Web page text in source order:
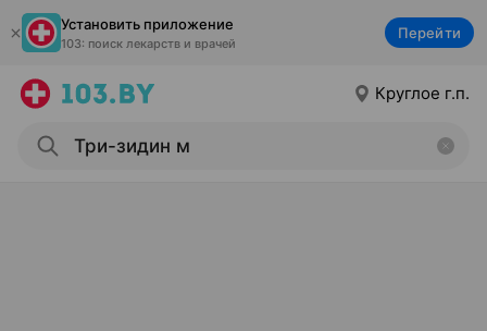
Установить приложение
103: поиск лекарств и врачей
Перейти
Круглое г.п.